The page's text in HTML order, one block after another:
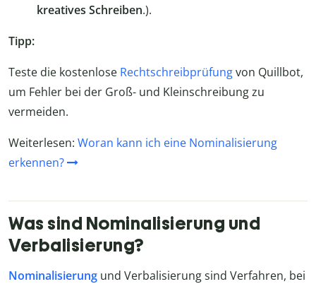
kreatives Schreiben.).
Tipp:
Teste die kostenlose Rechtschreibprüfungvon Quillbot,
um Fehler bei der Groß- und Kleinschreibung zu
vermeiden.
Weiterlesen: Woran kann ich eine Nominalisierung
erkennen?
Was sind Nominalisierung und
Verbalisierung?
Nominalisierung und Verbalisierung sind Verfahren, bei